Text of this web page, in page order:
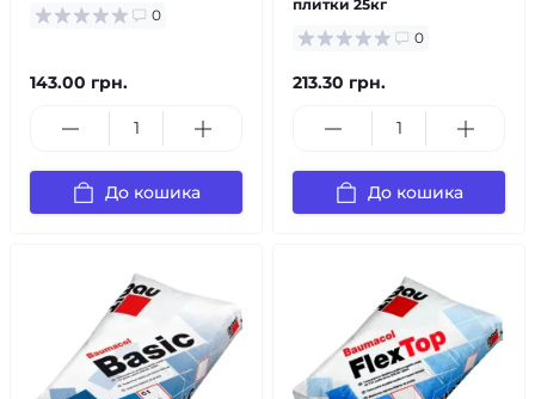
0
143.00 грн.
До кошика
плитки 25кг
0
213.30 грн.
До кошика